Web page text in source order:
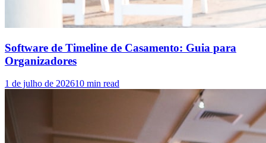
Software de Timeline de Casamento: Guia para
Organizadores
1 de julho de 202610 min read